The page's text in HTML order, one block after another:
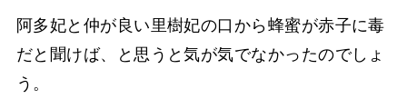
阿多妃と仲が良い里樹妃の口から蜂蜜が赤子に毒
だと聞けば、と思うと気が気でなかったのでしょ
う。